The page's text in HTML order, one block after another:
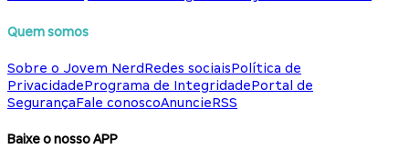
Quem somos
Sobre o Jovem NerdRedes sociaisPolítica de
PrivacidadePrograma de IntegridadePortal de
SegurançaFale conoscoAnuncieRSS
Baixe o nosso APP